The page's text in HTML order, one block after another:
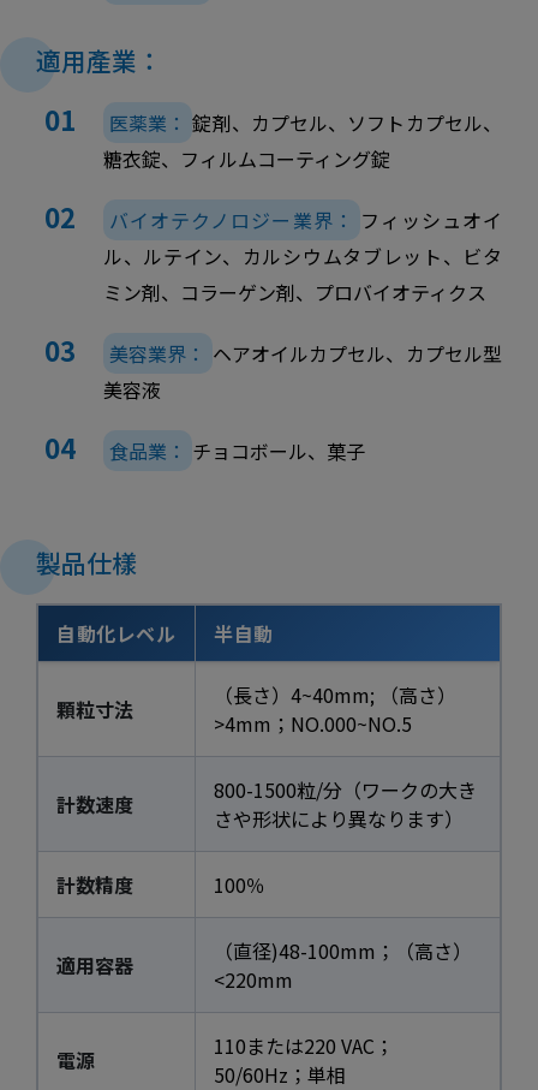
適用產業：
医薬業： 錠剤、カプセル、ソフトカプセル、
糖衣錠、フィルムコーティング錠
バイオテクノロジー業界：
フィッシュオイ
ル、ルテイン、カルシウムタブレット、ビタ
ミン剤、コラーゲン剤、プロバイオティクス
美容業界： ヘアオイルカプセル、カプセル型
美容液
食品業： チョコボール、菓子
製品仕樣
自動化レベル 半自動
顆粒寸法
（長さ）4~40mm; （高さ）
>4mm；NO.000~NO.5
計数速度
800-1500粒/分（ワークの大き
さや形状により異なります）
計数精度 100％
適用容器
（直径)48-100mm；（高さ）
<220mm
電源
110または220 VAC；
50/60Hz；単相